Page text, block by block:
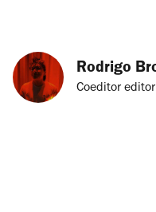
Rodrigo
Coeditor